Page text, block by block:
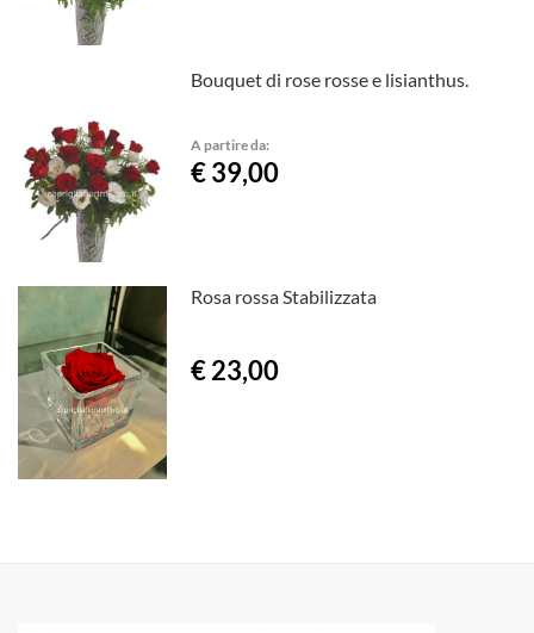
Bouquet di rose rosse e lisianthus.
A partire da:
€ 39,00
Rosa rossa Stabilizzata
€ 23,00